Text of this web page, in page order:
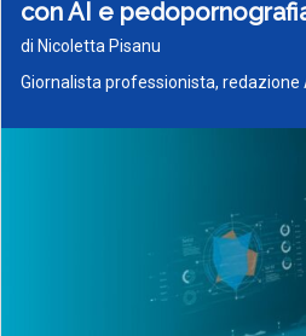
con AI e
di Nicoletta Pisanu
Giornalista professionista, redazione